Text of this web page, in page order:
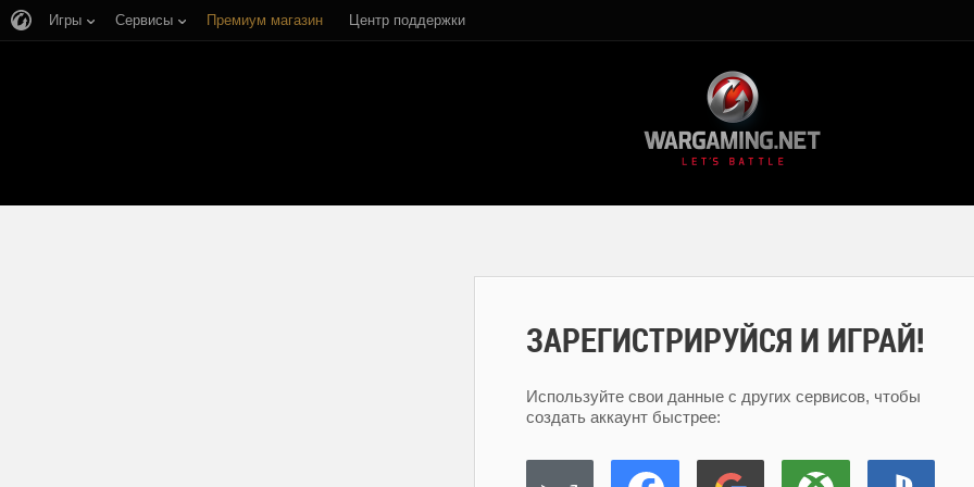
Игры Сервисы Премиум магазин Центр поддержки
ЗАРЕГИСТРИРУЙСЯ И ИГРАЙ!
Используйте свои данные с других сервисов, чтобы
создать аккаунт быстрее: